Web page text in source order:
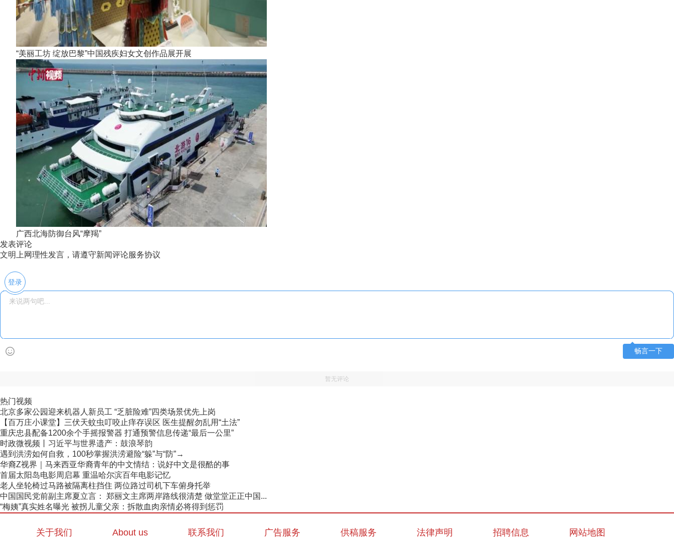
“美丽工坊 绽放巴黎”中国残疾妇女文创作品展开展
广西北海防御台风“摩羯”
发表评论
文明上网理性发言，请遵守新闻评论服务协议
登录
畅言一下
暂无评论
热门视频
北京多家公园迎来机器人新员工 “乏脏险难”四类场景优先上岗
【百万庄小课堂】三伏天蚊虫叮咬止痒存误区 医生提醒勿乱用“土法”
重庆忠县配备1200余个手摇报警器 打通预警信息传递“最后一公里”
时政微视频丨习近平与世界遗产：鼓浪琴韵
遇到洪涝如何自救，100秒掌握洪涝避险“躲”与“防”→
华裔Z视界｜马来西亚华裔青年的中文情结：说好中文是很酷的事
首届太阳岛电影周启幕 重温哈尔滨百年电影记忆
老人坐轮椅过马路被隔离柱挡住 两位路过司机下车俯身托举
中国国民党前副主席夏立言： 郑丽文主席两岸路线很清楚 做堂堂正正中国...
“梅姨”真实姓名曝光 被拐儿童父亲：拆散血肉亲情必将得到惩罚
关于我们 About us 联系我们 广告服务 供稿服务 法律声明 招聘信息 网站地图